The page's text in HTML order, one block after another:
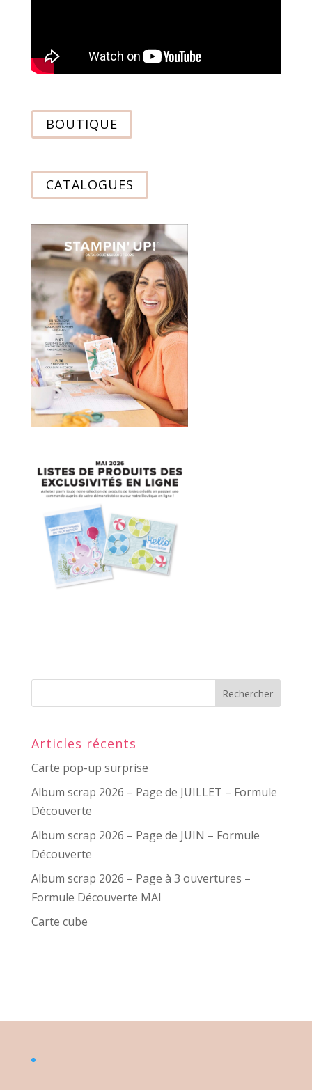
BOUTIQUE
CATALOGUES
Articles récents
Carte pop-up surprise
Album scrap 2026 – Page de JUILLET – Formule
Découverte
Album scrap 2026 – Page de JUIN – Formule
Découverte
Album scrap 2026 – Page à 3 ouvertures –
Formule Découverte MAI
Carte cube